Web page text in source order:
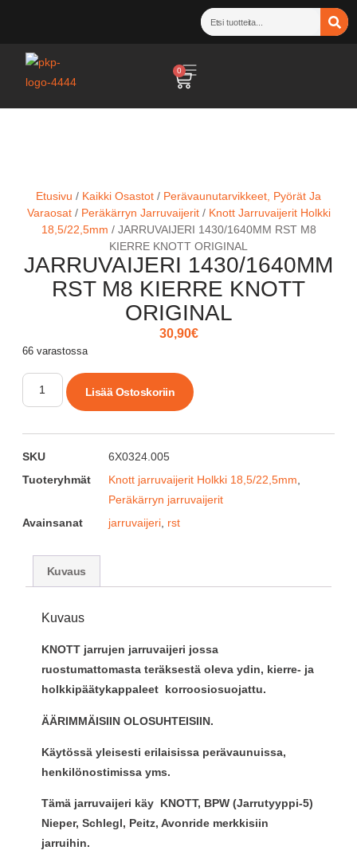
0
Etusivu / Kaikki Osastot / Perävaunutarvikkeet, Pyörät Ja
Varaosat/ Peräkärryn Jarruvaijerit/ Knott Jarruvaijerit Holkki
18,5/22,5mm / JARRUVAIJERI 1430/1640MM RST M8
KIERRE KNOTT ORIGINAL
JARRUVAIJERI 1430/1640MM
RST M8 KIERRE KNOTT
ORIGINAL
30,90€
66 varastossa
Lisää Ostoskoriin
SKU
6X0324.005
Tuoteryhmät
Knott jarruvaijerit Holkki 18,5/22,5mm
Peräkärryn jarruvaijerit
Avainsanat
jarruvaijeri rst
Kuvaus
Kuvaus
KNOTT jarrujen jarruvaijeri jossa
ruostumattomasta teräksestä oleva ydin, kierre- ja
holkkipäätykappaleet korroosiosuojattu.
ÄÄRIMMÄISIIN OLOSUHTEISIIN.
Käytössä yleisesti erilaisissa perävaunuissa,
henkilönostimissa yms.
Tämä jarruvaijeri käy KNOTT, BPW (Jarrutyyppi-5)
Nieper, Schlegl, Peitz, Avonride merkkisiin
jarruihin.